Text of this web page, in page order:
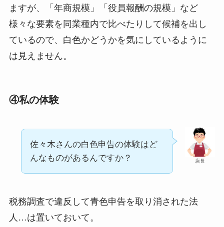
ますが、「年商規模」「役員報酬の規模」など
様々な要素を同業種内で比べたりして候補を出し
ているので、白色かどうかを気にしているように
は見えません。
④私の体験
店長
佐々木さんの白色申告の体験はど
んなものがあるんですか？
税務調査で違反して青色申告を取り消された法
人…は置いておいて。